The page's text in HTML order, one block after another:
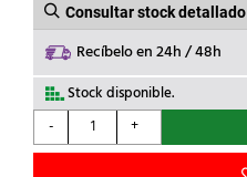
Consultar stock detallado
Recíbelo en 24h / 48h
Stock disponible.
-
CEPEX
-
+